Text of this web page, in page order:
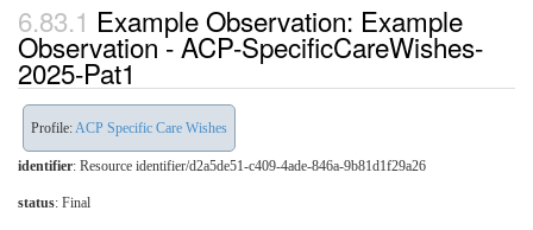
Example Observation: Example
Observation - ACP-SpecificCareWishes-
2025-Pat1
Profile:ACP Specific Care Wishes
identifier: Resource identifier/d2a5de51-c409-4ade-846a-9b81d1f29a26
status: Final